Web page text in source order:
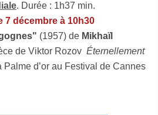
. Durée : 1h37 min.
7 décembre à 10h30
(1957) de Mikhaïl
de Viktor Rozov Éternellement
Palme d’or au Festival de Cannes